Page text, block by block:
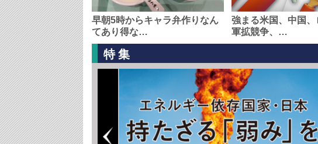
早朝5時からキャラ弁作りなん
てあり得な…
強まる米国、中国
軍拡競争、…
特集